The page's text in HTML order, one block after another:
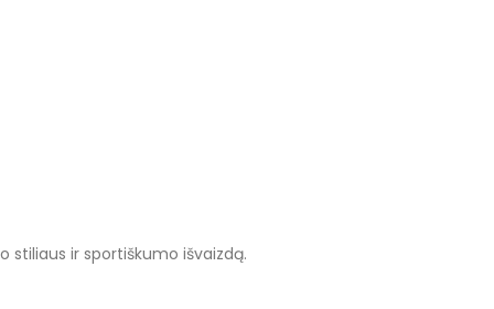
stiliaus ir sportiškumo išvaizdą.